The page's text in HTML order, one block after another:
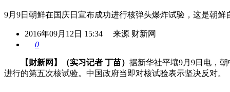
9月9日朝鲜在国庆日宣布成功进行核弹头爆炸试验，这是朝
2016年09月12日 15:34 来源 财新网
0
【财新网】（实习记者 丁苗） 据新华社平壤9月9日电，
进行的第五次核试验。中国政府当即对核试验表示坚决反对。